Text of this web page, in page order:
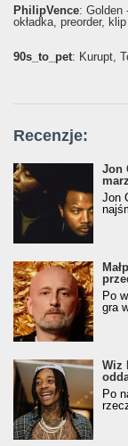
PhilipVence: Golden
okładka, preorder, klip
90s_to_pet: Kurupt,
Recenzje:
Jon
Jon
Po
gra
Wiz
Po